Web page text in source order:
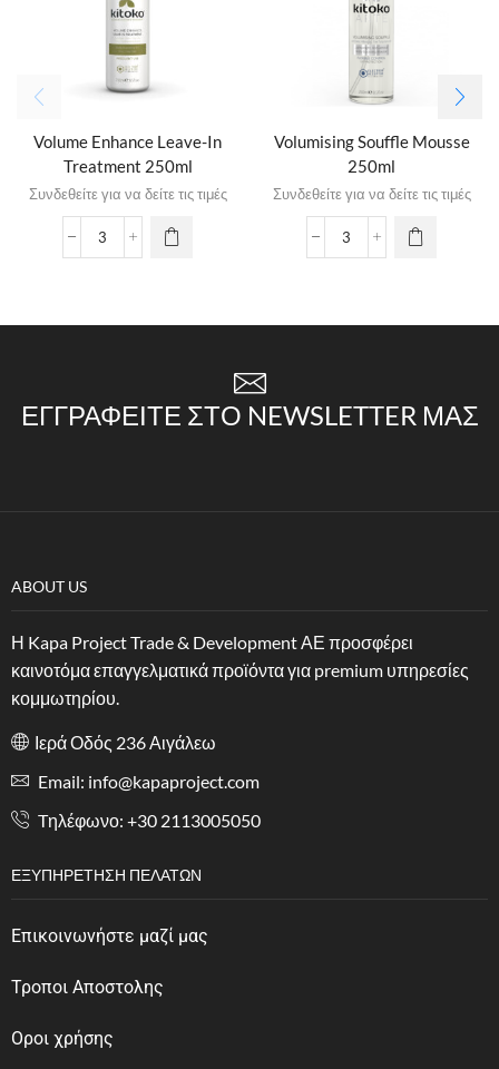
Volume Enhance Leave-In
Treatment 250ml
Συνδεθείτε για να δείτε τις τιμές
Volumising Souffle Mousse
250ml
Συνδεθείτε για να δείτε τις τιμές
ΕΓΓΡΑΦΕΊΤΕ ΣΤΟ NEWSLETTER ΜΑΣ
ABOUT US
Η Kapa Project Trade & Development ΑΕ προσφέρει
καινοτόμα επαγγελματικά προϊόντα για premium υπηρεσίες
κομμωτηρίου.
Ιερά Οδός 236 Αιγάλεω
Email: info@kapaproject.com
Tηλέφωνο: +30 2113005050
ΕΞΥΠΗΡΈΤΗΣΗ ΠΕΛΑΤΏΝ
Επικοινωνήστε μαζί μας
Τροποι Αποστολης
Οροι χρήσης